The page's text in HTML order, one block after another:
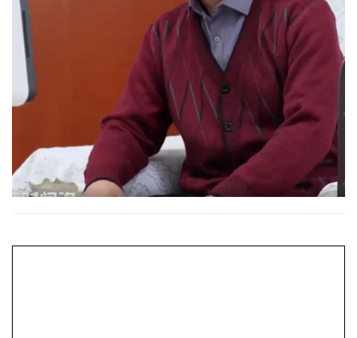
Servicesupport
Kontakt os